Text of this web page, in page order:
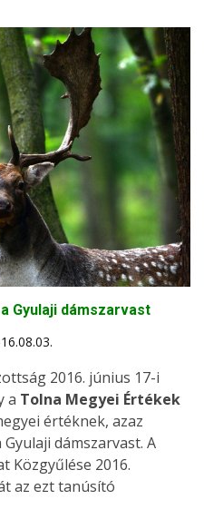
Gyulaji dámszarvast
2016. június 17-i
a Tolna Megyei Értékek
értéknek, azaz
dámszarvast. A
Közgyűlése 2016.
az ezt tanúsító